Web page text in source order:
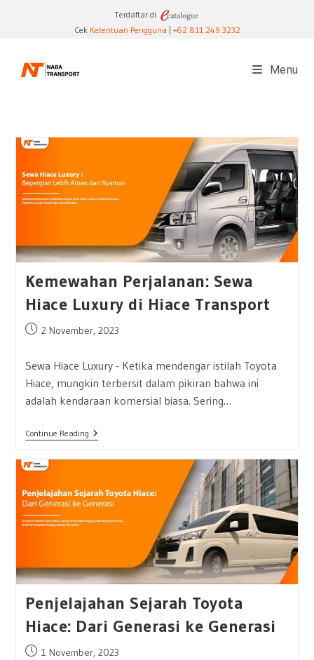
Terdaftar di
CekKetentuan Pengguna +62 811 249 3232
Menu
Kemewahan Perjalanan: Sewa
Hiace Luxury di Hiace Transport
Post2 November, 2023
Sewa Hiace Luxury - Ketika mendengar istilah Toyota
Hiace, mungkin terbersit dalam pikiran bahwa ini
adalah kendaraan komersial biasa. Sering…
Continue ReadingKemewahan
Perjalanan:
Di
Hiace
Penjelajahan Sejarah Toyota
Hiace: Dari Generasi ke Generasi
Post1 November, 2023